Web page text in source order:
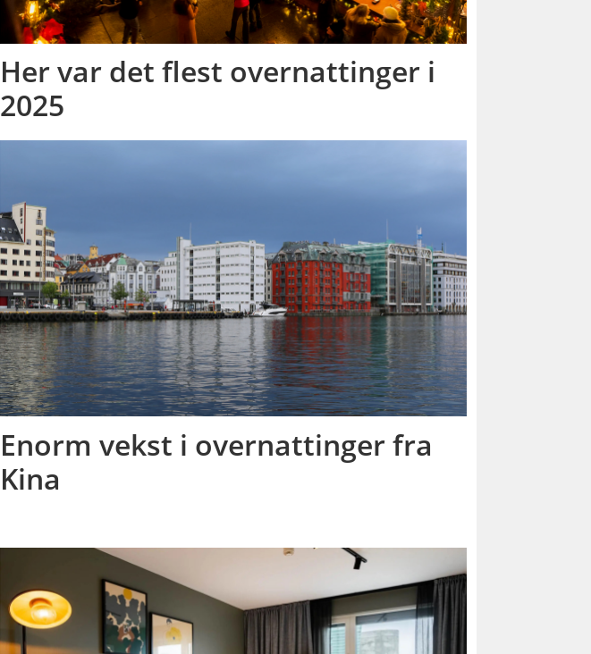
Her var det flest overnattinger i
2025
Enorm vekst i overnattinger fra
Kina